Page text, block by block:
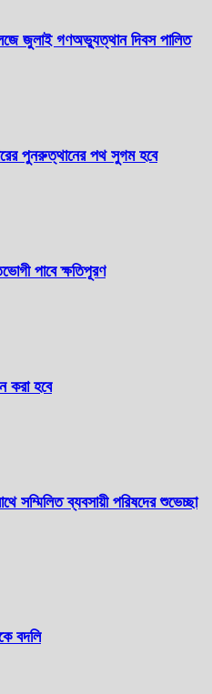
জুলাই গণঅভ্যুত্থান দিবস পালিত
পুনরুত্থানের পথ সুগম হবে
পাবে ক্ষতিপূরণ
করা হবে
সম্মিলিত ব্যবসায়ী পরিষদের শুভেচ্ছা
বদলি